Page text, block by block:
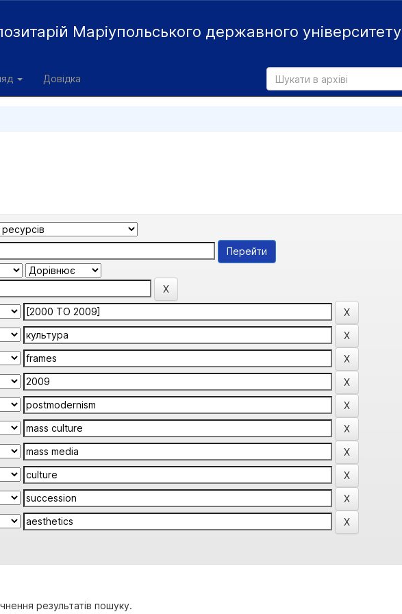
Маріупольського державного університету
Довідка
результатів пошуку.